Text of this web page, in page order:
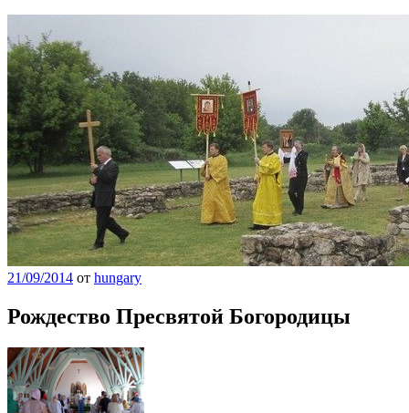
21/09/2014 от hungary
Рождество Пресвятой Богородицы